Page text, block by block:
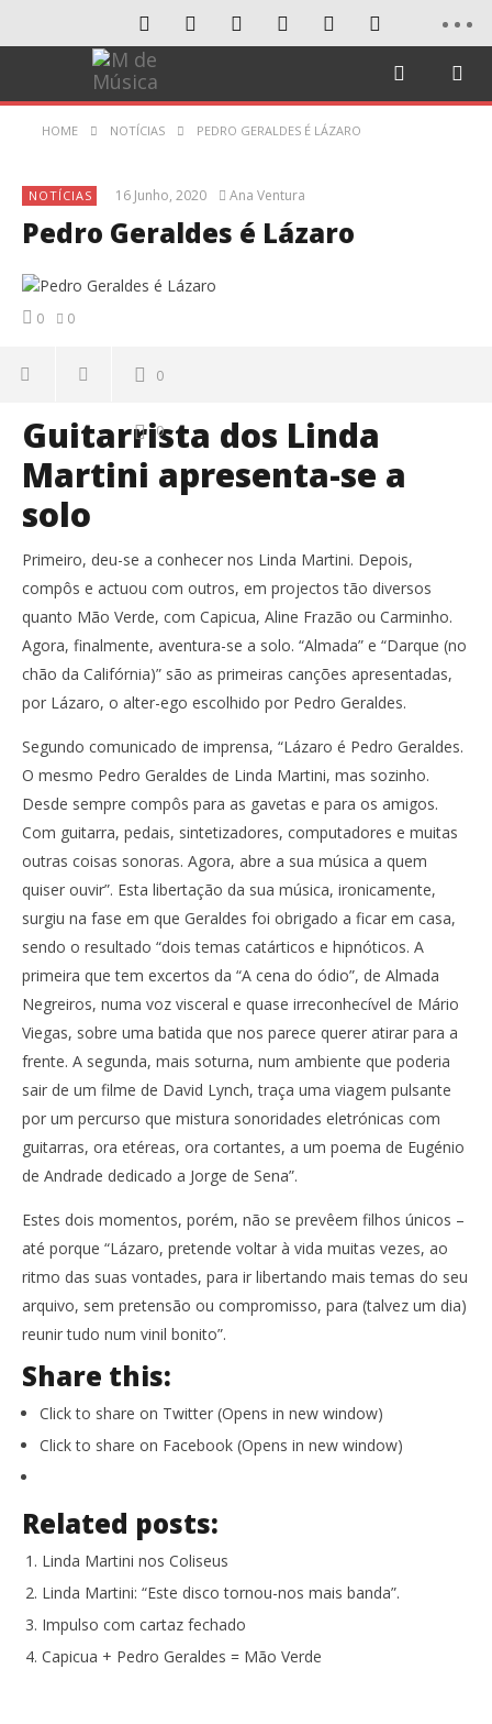
HOME NOTÍCIAS PEDRO GERALDES É LÁZARO
NOTÍCIAS 16 Junho, 2020 Ana Ventura
Pedro Geraldes é Lázaro
0 0
0
0
Guitarrista dos Linda
Martini apresenta-se a
solo
Primeiro, deu-se a conhecer nos Linda Martini. Depois,
compôs e actuou com outros, em projectos tão diversos
quanto Mão Verde, com Capicua, Aline Frazão ou Carminho.
Agora, finalmente, aventura-se a solo. “Almada” e “Darque (no
chão da Califórnia)” são as primeiras canções apresentadas,
por Lázaro, o alter-ego escolhido por Pedro Geraldes.
Segundo comunicado de imprensa, “Lázaro é Pedro Geraldes.
O mesmo Pedro Geraldes de Linda Martini, mas sozinho.
Desde sempre compôs para as gavetas e para os amigos.
Com guitarra, pedais, sintetizadores, computadores e muitas
outras coisas sonoras. Agora, abre a sua música a quem
quiser ouvir”. Esta libertação da sua música, ironicamente,
surgiu na fase em que Geraldes foi obrigado a ficar em casa,
sendo o resultado “dois temas catárticos e hipnóticos. A
primeira que tem excertos da “A cena do ódio”, de Almada
Negreiros, numa voz visceral e quase irreconhecível de Mário
Viegas, sobre uma batida que nos parece querer atirar para a
frente. A segunda, mais soturna, num ambiente que poderia
sair de um filme de David Lynch, traça uma viagem pulsante
por um percurso que mistura sonoridades eletrónicas com
guitarras, ora etéreas, ora cortantes, a um poema de Eugénio
de Andrade dedicado a Jorge de Sena”.
Estes dois momentos, porém, não se prevêem filhos únicos –
até porque “Lázaro, pretende voltar à vida muitas vezes, ao
ritmo das suas vontades, para ir libertando mais temas do seu
arquivo, sem pretensão ou compromisso, para (talvez um dia)
reunir tudo num vinil bonito”.
Share this:
Click to share on Twitter (Opens in new window)
Click to share on Facebook (Opens in new window)
Related posts:
Linda Martini nos Coliseus
Linda Martini: “Este disco tornou-nos mais banda”.
Impulso com cartaz fechado
Capicua + Pedro Geraldes = Mão Verde